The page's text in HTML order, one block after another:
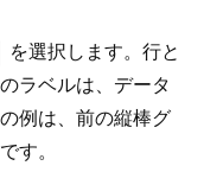
を選択します。行と
ラベルは、データ
例は、前の縦棒グ
す。